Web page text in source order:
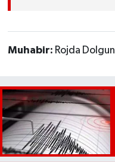
Muhabir: Rojda Dolgun